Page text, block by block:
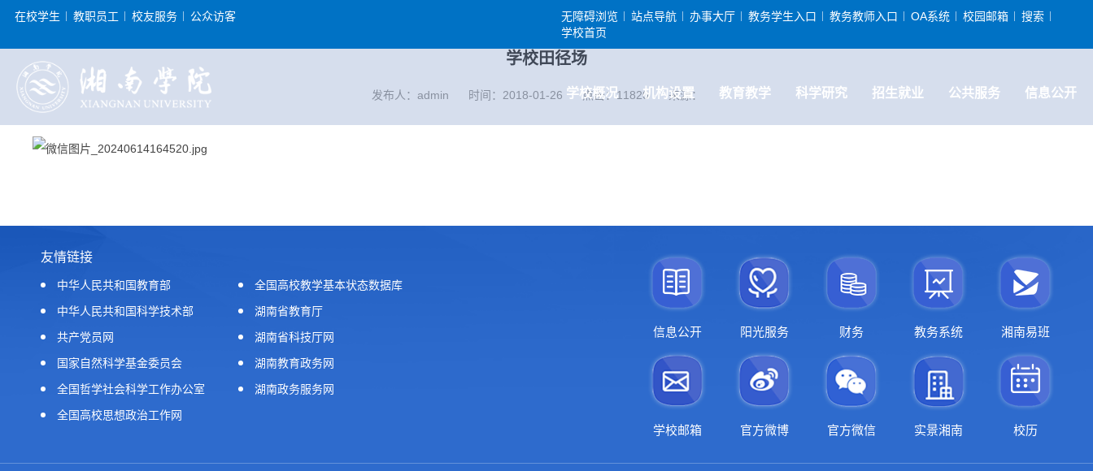
在校学生 教职员工 校友服务 公众访客 无障碍浏览 站点导航 办事大厅 教务学生入口 教务教师入口 OA系统 校园邮箱
搜索
学校首页
学校概况 机构设置 教育教学 科学研究 招生就业 公共服务 信息公开
学校田径场
发布人：admin 时间：2018-01-26 点击：11820 来源：
友情链接
中华人民共和国教育部
中华人民共和国科学技术部
共产党员网
国家自然科学基金委员会
全国哲学社会科学工作办公室
全国高校思想政治工作网
全国高校教学基本状态数据库
湖南省教育厅
湖南省科技厅网
湖南教育政务网
湖南政务服务网
信息公开 阳光服务 财务 教务系统 湘南易班
学校邮箱 官方微博 官方微信 实景湘南 校历